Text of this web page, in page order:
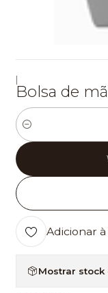
|
Bolsa de
Quantidade
Adicionar
Mostrar